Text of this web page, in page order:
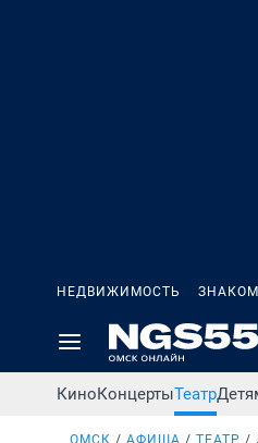
НЕДВИЖИМОСТЬ
КиноКонцертыТеатр
ОМСК АФИША ТЕАТР